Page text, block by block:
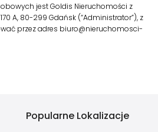
jest Goldis Nieruchomości z
A, 80-299 Gdańsk (“Administrator”), z
przez adres biuro@nieruchomosci-
Popularne Lokalizacje